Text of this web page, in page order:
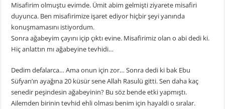
Misafirim olmuştu evimde. Ümit abim gelmişti ziyarete misafiri
duyunca. Ben misafirimize işaret ediyor hiçbir şeyi yanında
konuşmamasını istiyordum.
Sonra ağabeyim çayını içip çıktı evine. Misafirimiz olan o abi dedi ki.
Hiç anlattın mı ağabeyine tevhidi…
Dedim defalarca… Ama onun için zor… Sonra dedi ki bak Ebu
Süfyan’ın ayağına 20 küsür sene Allah Rasulü gitti. Sen daha kaç
senedir peşindesin ağabeyinin? Bu söz bende etki yapmıştı.
Ailemden birinin tevhid ehli olması benim için hayaldi o sıralar.